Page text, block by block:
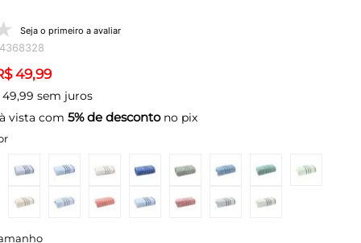
Seja o primeiro a avaliar
49,99
49,99 sem juros
vista com 5% de descontono pix